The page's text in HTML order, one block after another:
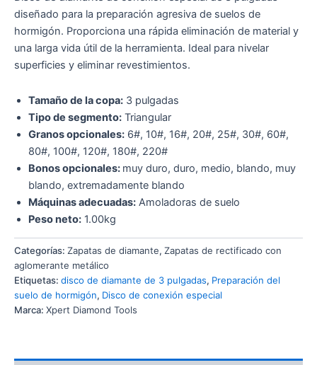
diseñado para la preparación agresiva de suelos de
hormigón. Proporciona una rápida eliminación de material y
una larga vida útil de la herramienta. Ideal para nivelar
superficies y eliminar revestimientos.
Tamaño de la copa: 3 pulgadas
Tipo de segmento: Triangular
Granos opcionales: 6#, 10#, 16#, 20#, 25#, 30#, 60#,
80#, 100#, 120#, 180#, 220#
Bonos opcionales: muy duro, duro, medio, blando, muy
blando, extremadamente blando
Máquinas adecuadas: Amoladoras de suelo
Peso neto: 1.00kg
Categorías: Zapatas de diamante, Zapatas de rectificado con
aglomerante metálico
Etiquetas: disco de diamante de 3 pulgadas, Preparación del
suelo de hormigón, Disco de conexión especial
Marca: Xpert Diamond Tools